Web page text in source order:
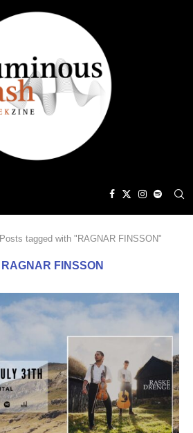
Posts tagged with "RAGNAR FINSSON"
RAGNAR FINSSON